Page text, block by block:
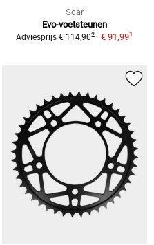
Scar
Evo-voetsteunen
Adviesprijs € 114,902 € 91,991